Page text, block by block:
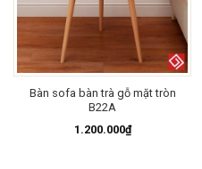
Bàn sofa bàn trà gỗ mặt tròn
B22A
1.200.000₫